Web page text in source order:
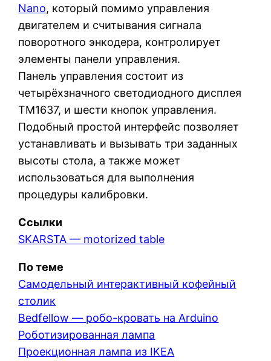
Nano, который помимо управления
двигателем и считывания сигнала
поворотного энкодера, контролирует
элементы панели управления.
Панель управления состоит из
четырёхзначного светодиодного дисплея
TM1637, и шести кнопок управления.
Подобный простой интерфейс позволяет
устанавливать и вызывать три заданных
высоты стола, а также может
использоваться для выполнения
процедуры калибровки.
Ссылки
SKARSTA — motorized table
По теме
Самодельный интерактивный кофейный
столик
Bedfellow — робо-кровать на Arduino
Роботизированная лампа
Проекционная лампа из IKEA